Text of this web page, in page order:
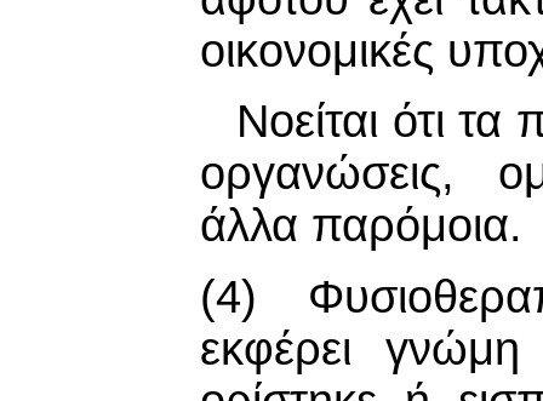
οικονομικές
Νοείται ότι
οργανώσεις,
άλλα παρόμοια.
(4)
εκφέρει